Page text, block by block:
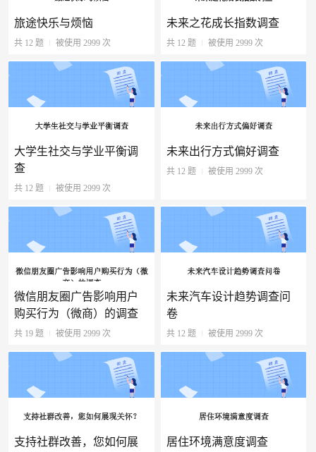
旅途快乐与烦恼
共 12 题 被使用 2999 次
未来之花成长指数调查
共 12 题 被使用 2999 次
大学生社交与学业平衡调
查
共 12 题 被使用 2999 次
未来出行方式偏好调查
共 12 题 被使用 2999 次
微信朋友圈广告影响用户
购买行为（微商）的调查
共 19 题 被使用 2999 次
未来汽车设计趋势调查问
卷
共 12 题 被使用 2999 次
支持社群改善，您如何展
居住环境满意度调查